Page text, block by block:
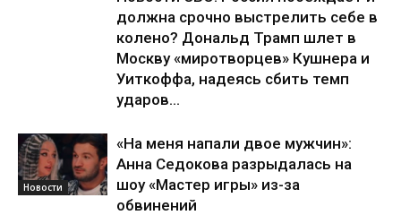
должна срочно выстрелить себе в
колено? Дональд Трамп шлет в
Москву «миротворцев» Кушнера и
Уиткоффа, надеясь сбить темп
ударов...
Новости
«На меня напали двое мужчин»:
Анна Седокова разрыдалась на
шоу «Мастер игры» из-за
обвинений